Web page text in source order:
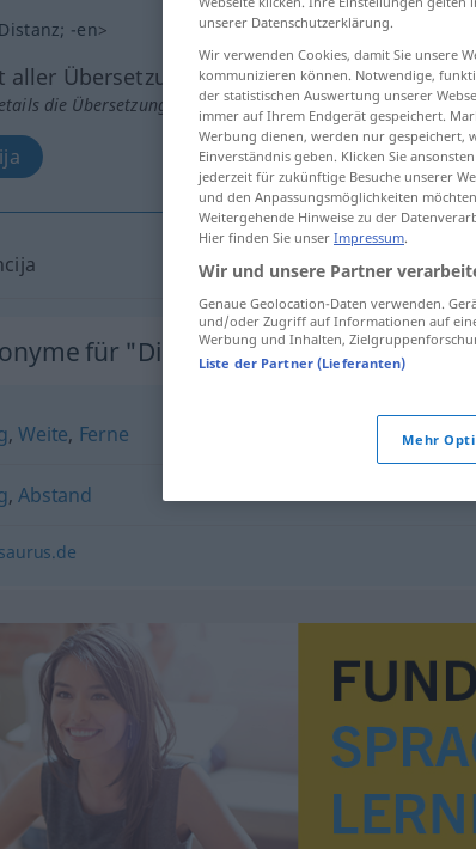
Distanz; -en>
aller Übersetzungen
die Übersetzung anklicken/antippen)
für "Distanz"
,Weite, Ferne
,Abstand
unserer Datenschutzerklärung.
Wir verwenden Cookies, damit Sie unsere
kommunizieren können. Notwendige,
der statistischen Auswertung unserer
immer auf Ihrem Endgerät gespeichert.
Werbung dienen, werden nur gespeichert,
Einverständnis geben. Klicken Sie
jederzeit für zukünftige Besuche unserer
und den Anpassungsmöglichkeiten
Weitergehende Hinweise zu der
Hier finden Sie unser Impressum.
Wir und unsere Partner
Genaue Geolocation-Daten verwenden.
und/oder Zugriff auf Informationen auf
Werbung und Inhalten,
Liste der Partner (Lieferanten)
Mehr